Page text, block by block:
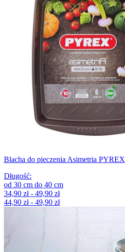
Blacha do pieczenia Asimetria PYREX
Długość:
od 30 cm do 40 cm
34,90 zł - 49,90 zł
44,90 zł - 49,90 zł